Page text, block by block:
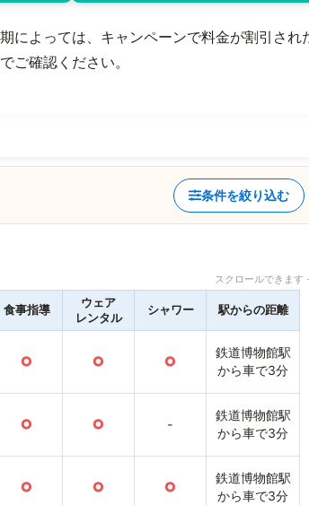
によっては、キャンペーンで料金が割引され
ご確認ください。
条件を絞り込む
スクロールできま
食事指導
ウェア
レンタル
シャワー 駅からの距離
○ ○ ○
鉄道博物館駅
から車で3分
○ ○ -
鉄道博物館駅
から車で3分
○ ○ ○
鉄道博物館駅
から車で3分